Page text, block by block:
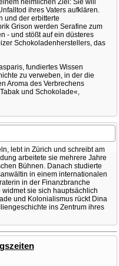
heimlichen Ziel: Sie will
ihres Vaters aufklären.
und der erbitterte
Grison werden Serafine zum
- und stößt auf ein düsteres
Schokoladenherstellers, das
fundiertes Wissen
zu verweben, in der die
Aroma des Verbrechens
und Schokolade«,
lebt in Zürich und schreibt am
arbeitete sie mehrere Jahre
Bühnen. Danach studierte
in einem internationalen
in der Finanzbranche
sie sich hauptsächlich
und Kolonialismus rückt Dina
ins Zentrum ihres